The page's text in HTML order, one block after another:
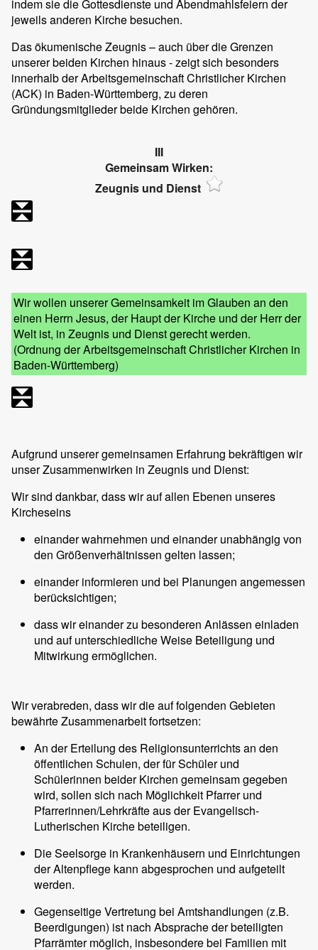
indem sie die Gottesdienste und Abendmahlsfeiern der
jeweils anderen Kirche besuchen.
Das ökumenische Zeugnis – auch über die Grenzen
unserer beiden Kirchen hinaus - zeigt sich besonders
innerhalb der Arbeitsgemeinschaft Christlicher Kirchen
(ACK) in Baden-Württemberg, zu deren
Gründungsmitglieder beide Kirchen gehören.
III
Gemeinsam Wirken:
Zeugnis und Dienst
Wir wollen unserer Gemeinsamkeit im Glauben an den
einen Herrn Jesus, der Haupt der Kirche und der Herr der
Welt ist, in Zeugnis und Dienst gerecht werden.
(Ordnung der Arbeitsgemeinschaft Christlicher Kirchen in
Baden-Württemberg)
Aufgrund unserer gemeinsamen Erfahrung bekräftigen wir
unser Zusammenwirken in Zeugnis und Dienst:
Wir sind dankbar, dass wir auf allen Ebenen unseres
Kircheseins
einander wahrnehmen und einander unabhängig von
den Größenverhältnissen gelten lassen;
einander informieren und bei Planungen angemessen
berücksichtigen;
dass wir einander zu besonderen Anlässen einladen
und auf unterschiedliche Weise Beteiligung und
Mitwirkung ermöglichen.
Wir verabreden, dass wir die auf folgenden Gebieten
bewährte Zusammenarbeit fortsetzen:
An der Erteilung des Religionsunterrichts an den
öffentlichen Schulen, der für Schüler und
Schülerinnen beider Kirchen gemeinsam gegeben
wird, sollen sich nach Möglichkeit Pfarrer und
Pfarrerinnen/Lehrkräfte aus der Evangelisch-
Lutherischen Kirche beteiligen.
Die Seelsorge in Krankenhäusern und Einrichtungen
der Altenpflege kann abgesprochen und aufgeteilt
werden.
Gegenseitige Vertretung bei Amtshandlungen (z.B.
Beerdigungen) ist nach Absprache der beteiligten
Pfarrämter möglich, insbesondere bei Familien mit